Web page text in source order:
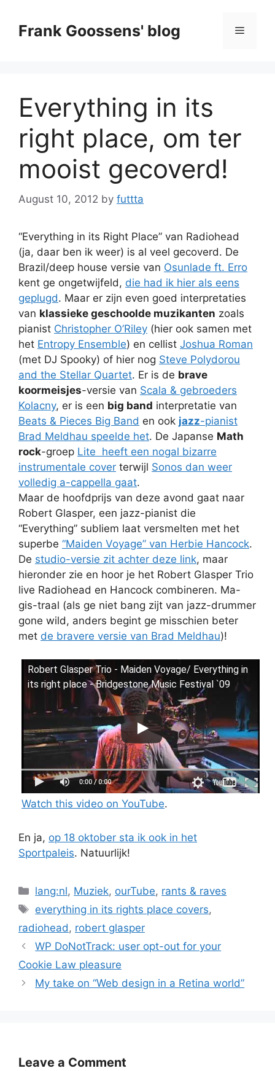
contentFrank Goossens' blog Menu
Everything in its
right place, om ter
mooist gecoverd!
August 10, 2012 by futtta
“Everything in its Right Place” van Radiohead
(ja, daar ben ik weer) is al veel gecoverd. De
Brazil/deep house versie van Osunlade ft. Erro
kent ge ongetwijfeld, die had ik hier als eens
geplugd. Maar er zijn even goed interpretaties
van klassieke geschoolde muzikanten zoals
pianist Christopher O’Riley (hier ook samen met
het Entropy Ensemble) en cellist Joshua Roman
(met DJ Spooky) of hier nog Steve Polydorou
and the Stellar Quartet. Er is de brave
koormeisjes-versie van Scala & gebroeders
Kolacny, er is een big band interpretatie van
Beats & Pieces Big Band en ook jazz-pianist
Brad Meldhau speelde het. De Japanse Math
rock-groep Lite heeft een nogal bizarre
instrumentale cover terwijl Sonos dan weer
volledig a-cappella gaat.
Maar de hoofdprijs van deze avond gaat naar
Robert Glasper, een jazz-pianist die
“Everything” subliem laat versmelten met het
superbe “Maiden Voyage” van Herbie Hancock.
De studio-versie zit achter deze link, maar
hieronder zie en hoor je het Robert Glasper Trio
live Radiohead en Hancock combineren. Ma-
gis-traal (als ge niet bang zijt van jazz-drummer
gone wild, anders begint ge misschien beter
met de bravere versie van Brad Meldhau)!
Robert Glasper Trio - Maiden Voyage/ Everything in
its right place - Bridgestone Music Festival `09
Watch this video on YouTube.
En ja, op 18 oktober sta ik ook in het
Sportpaleis. Natuurlijk!
Categories
lang:nl, Muziek, ourTube, rants & raves
Tags
everything in its rights place covers,
radiohead, robert glasper
WP DoNotTrack: user opt-out for your
Cookie Law pleasure
My take on “Web design in a Retina world”
Leave a Comment